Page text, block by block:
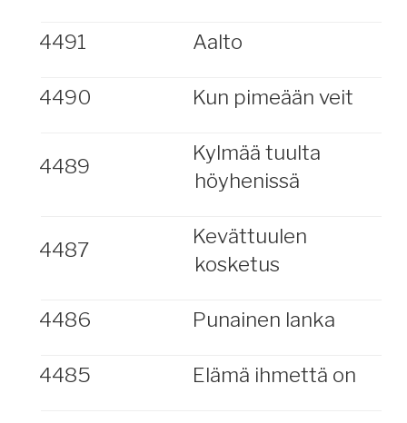
4491 Aalto
4490 Kun pimeään veit
4489
Kylmää tuulta
höyhenissä
4487
Kevättuulen
kosketus
4486 Punainen lanka
4485 Elämä ihmettä on